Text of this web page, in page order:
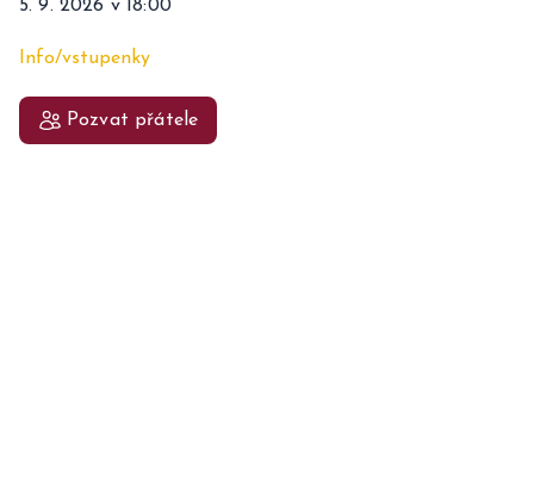
5. 9. 2026 v 18:00
Info/vstupenky
Pozvat přátele